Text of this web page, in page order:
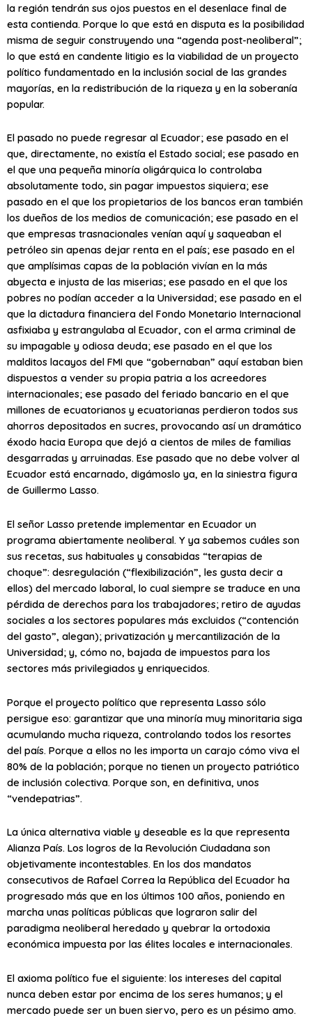
la región tendrán sus ojos puestos en el desenlace final de
esta contienda. Porque lo que está en disputa es la posibilidad
misma de seguir construyendo una “agenda post-neoliberal”;
lo que está en candente litigio es la viabilidad de un proyecto
político fundamentado en la inclusión social de las grandes
mayorías, en la redistribución de la riqueza y en la soberanía
popular.
El pasado no puede regresar al Ecuador; ese pasado en el
que, directamente, no existía el Estado social; ese pasado en
el que una pequeña minoría oligárquica lo controlaba
absolutamente todo, sin pagar impuestos siquiera; ese
pasado en el que los propietarios de los bancos eran también
los dueños de los medios de comunicación; ese pasado en el
que empresas trasnacionales venían aquí y saqueaban el
petróleo sin apenas dejar renta en el país; ese pasado en el
que amplísimas capas de la población vivían en la más
abyecta e injusta de las miserias; ese pasado en el que los
pobres no podían acceder a la Universidad; ese pasado en el
que la dictadura financiera del Fondo Monetario Internacional
asfixiaba y estrangulaba al Ecuador, con el arma criminal de
su impagable y odiosa deuda; ese pasado en el que los
malditos lacayos del FMI que “gobernaban” aquí estaban bien
dispuestos a vender su propia patria a los acreedores
internacionales; ese pasado del feriado bancario en el que
millones de ecuatorianos y ecuatorianas perdieron todos sus
ahorros depositados en sucres, provocando así un dramático
éxodo hacia Europa que dejó a cientos de miles de familias
desgarradas y arruinadas. Ese pasado que no debe volver al
Ecuador está encarnado, digámoslo ya, en la siniestra figura
de Guillermo Lasso.
El señor Lasso pretende implementar en Ecuador un
programa abiertamente neoliberal. Y ya sabemos cuáles son
sus recetas, sus habituales y consabidas “terapias de
choque”: desregulación (“flexibilización”, les gusta decir a
ellos) del mercado laboral, lo cual siempre se traduce en una
pérdida de derechos para los trabajadores; retiro de ayudas
sociales a los sectores populares más excluidos (“contención
del gasto”, alegan); privatización y mercantilización de la
Universidad; y, cómo no, bajada de impuestos para los
sectores más privilegiados y enriquecidos.
Porque el proyecto político que representa Lasso sólo
persigue eso: garantizar que una minoría muy minoritaria siga
acumulando mucha riqueza, controlando todos los resortes
del país. Porque a ellos no les importa un carajo cómo viva el
80% de la población; porque no tienen un proyecto patriótico
de inclusión colectiva. Porque son, en definitiva, unos
“vendepatrias”.
La única alternativa viable y deseable es la que representa
Alianza País. Los logros de la Revolución Ciudadana son
objetivamente incontestables. En los dos mandatos
consecutivos de Rafael Correa la República del Ecuador ha
progresado más que en los últimos 100 años, poniendo en
marcha unas políticas públicas que lograron salir del
paradigma neoliberal heredado y quebrar la ortodoxia
económica impuesta por las élites locales e internacionales.
El axioma político fue el siguiente: los intereses del capital
nunca deben estar por encima de los seres humanos; y el
mercado puede ser un buen siervo, pero es un pésimo amo.